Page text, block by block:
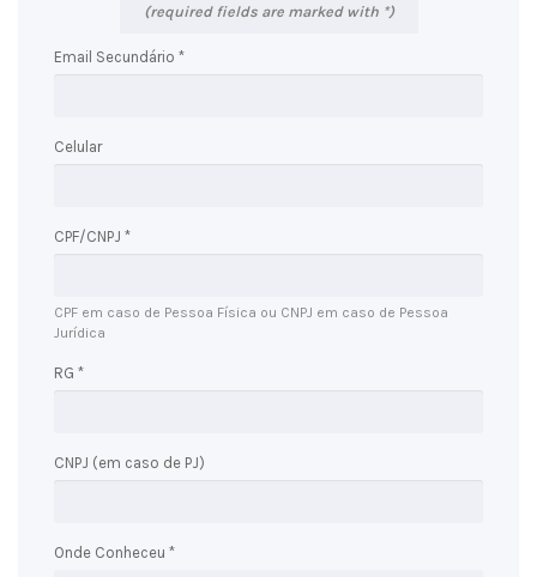
(required fields are marked with *)
Email Secundário *
Celular
CPF/CNPJ *
CPF em caso de Pessoa Física ou CNPJ em caso de Pessoa
Jurídica
RG *
CNPJ (em caso de PJ)
Onde Conheceu *